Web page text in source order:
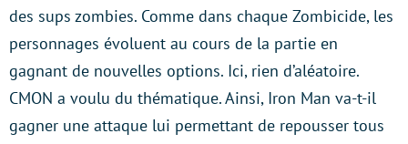
des sups zombies. Comme dans chaque Zombicide, les
personnages évoluent au cours de la partie en
gagnant de nouvelles options. Ici, rien d’aléatoire.
CMON a voulu du thématique. Ainsi, Iron Man va-t-il
gagner une attaque lui permettant de repousser tous